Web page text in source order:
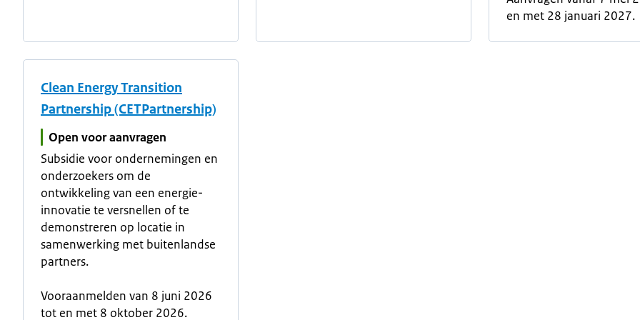
en met 28 januari 2027.
Clean Energy Transition
Partnership (CETPartnership)
Open voor aanvragen
Subsidie voor ondernemingen en
onderzoekers om de
ontwikkeling van een energie-
innovatie te versnellen of te
demonstreren op locatie in
samenwerking met buitenlandse
partners.
Vooraanmelden van 8 juni 2026
tot en met 8 oktober 2026.